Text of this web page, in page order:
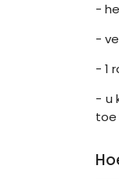
-
-
- 1
- u
toe